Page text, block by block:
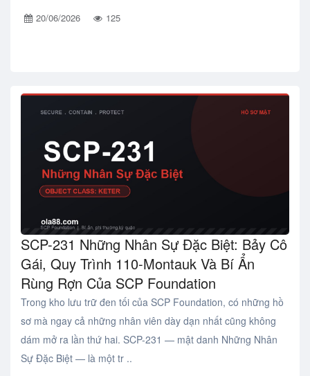
20/06/2026 125
SCP-231 Những Nhân Sự Đặc Biệt: Bảy Cô
Gái, Quy Trình 110-Montauk Và Bí Ẩn
Rùng Rợn Của SCP Foundation
Trong kho lưu trữ đen tối của SCP Foundation, có những hồ
sơ mà ngay cả những nhân viên dày dạn nhất cũng không
dám mở ra lần thứ hai. SCP-231 — mật danh Những Nhân
Sự Đặc Biệt — là một tr ..